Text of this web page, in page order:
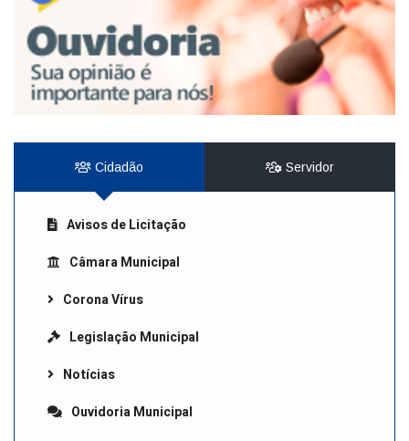
Cidadão Servidor
Avisos de Licitação
Câmara Municipal
Corona Vírus
Legislação Municipal
Notícias
Ouvidoria Municipal